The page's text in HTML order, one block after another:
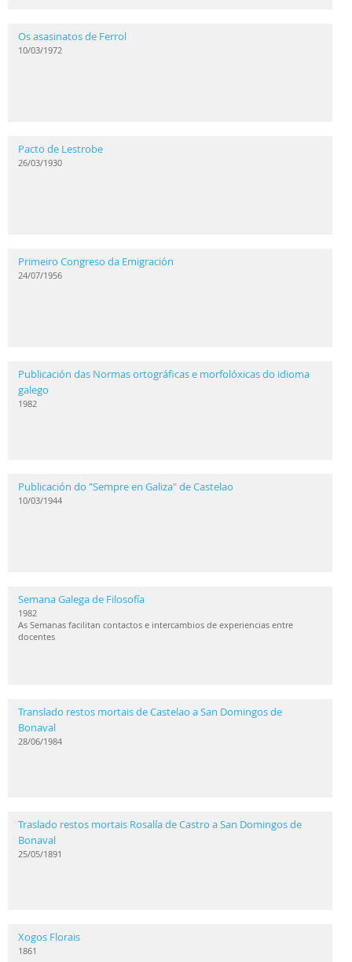
Os asasinatos de Ferrol
10/03/1972
Pacto de Lestrobe
26/03/1930
Primeiro Congreso da Emigración
24/07/1956
Publicación das Normas ortográficas e morfolóxicas do idioma
galego
1982
Publicación do "Sempre en Galiza" de Castelao
10/03/1944
Semana Galega de Filosofía
1982
As Semanas facilitan contactos e intercambios de experiencias entre
docentes
Translado restos mortais de Castelao a San Domingos de
Bonaval
28/06/1984
Traslado restos mortais Rosalía de Castro a San Domingos de
Bonaval
25/05/1891
Xogos Florais
1861